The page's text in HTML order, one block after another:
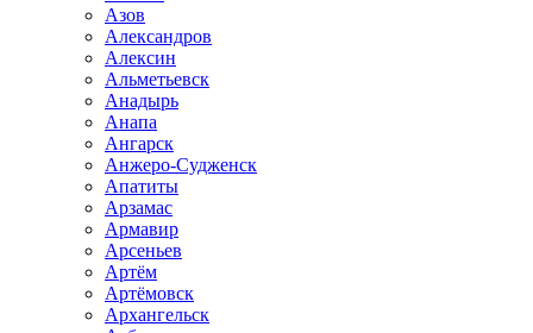
Азов
Александров
Алексин
Альметьевск
Анадырь
Анапа
Ангарск
Анжеро-Судженск
Апатиты
Арзамас
Армавир
Арсеньев
Артём
Артёмовск
Архангельск